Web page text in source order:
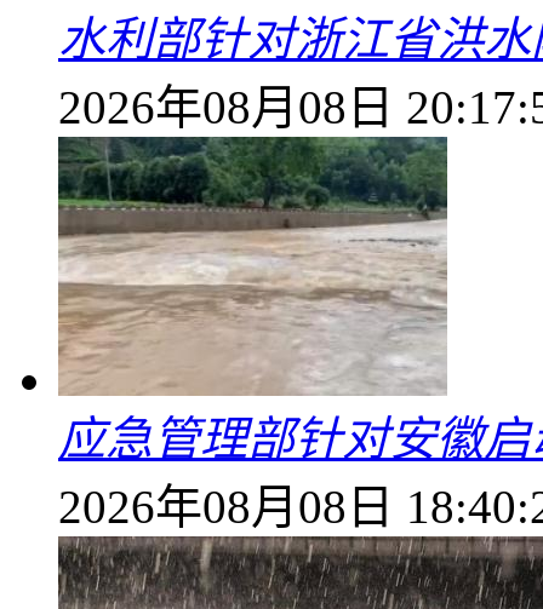
水利部针对浙江省洪
2026年08月08日
应急管理部针对安徽
2026年08月08日